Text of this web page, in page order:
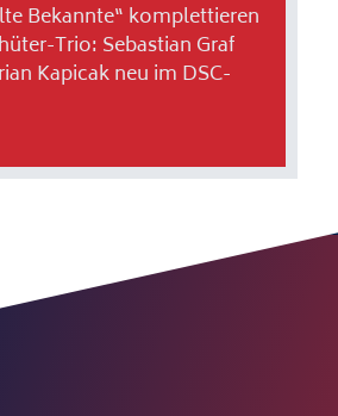
Bekannte“ komplettieren
Trio: Sebastian Graf
Kapicak neu im DSC-